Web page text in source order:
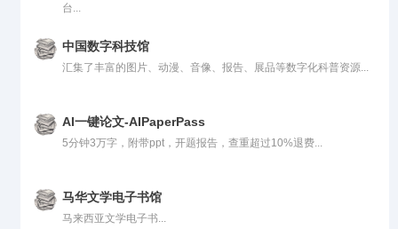
台...
中国数字科技馆
汇集了丰富的图片、动漫、音像、报告、展品等数字化科普资源...
AI一键论文-AIPaperPass
5分钟3万字，附带ppt，开题报告，查重超过10%退费...
马华文学电子书馆
马来西亚文学电子书...